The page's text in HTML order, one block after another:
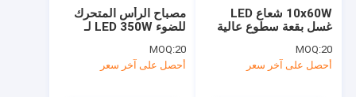
مصباح الرأس المتحرك
للضوء LED 350W لـ
Slave / تلقائي / التحكم
بالصوت
MOQ:20
أحصل على آخر سعر
10x60W شعاع LED
غسل بقعة سطوع عالية
في 1 حبات الضوءMOQ:20
أحصل على آخر سعر